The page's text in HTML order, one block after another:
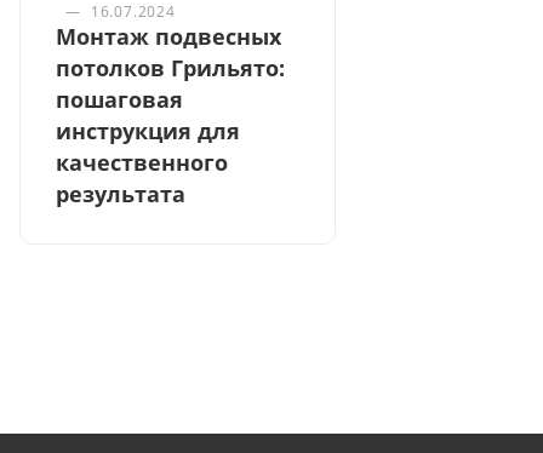
— 16.07.2024
Монтаж подвесных
потолков Грильято:
пошаговая
инструкция для
качественного
результата